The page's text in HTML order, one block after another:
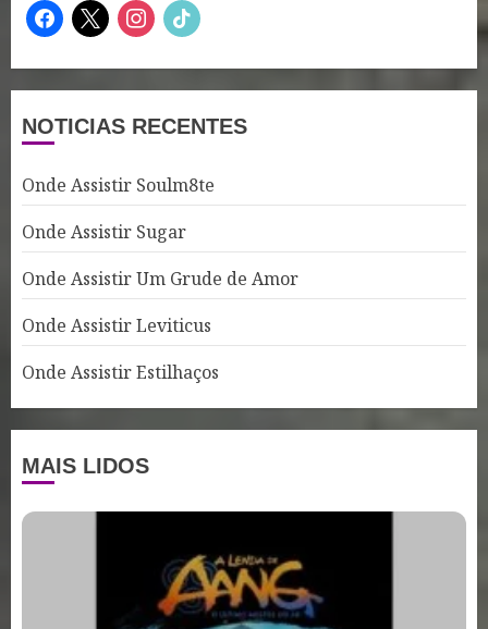
facebook
x instagram
tiktok
NOTICIAS RECENTES
Onde Assistir Soulm8te
Onde Assistir Sugar
Onde Assistir Um Grude de Amor
Onde Assistir Leviticus
Onde Assistir Estilhaços
MAIS LIDOS